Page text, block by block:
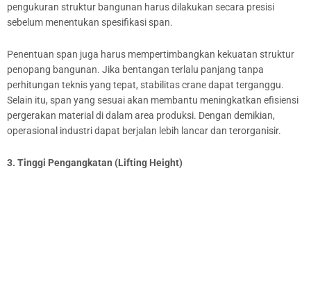
pengukuran struktur bangunan harus dilakukan secara presisi
sebelum menentukan spesifikasi span.
Penentuan span juga harus mempertimbangkan kekuatan struktur
penopang bangunan. Jika bentangan terlalu panjang tanpa
perhitungan teknis yang tepat, stabilitas crane dapat terganggu.
Selain itu, span yang sesuai akan membantu meningkatkan efisiensi
pergerakan material di dalam area produksi. Dengan demikian,
operasional industri dapat berjalan lebih lancar dan terorganisir.
3. Tinggi Pengangkatan (Lifting Height)